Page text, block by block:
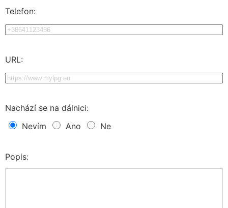
Telefon:
URL:
Nachází se na dálnici:
Nevím
Ano Ne
Popis: